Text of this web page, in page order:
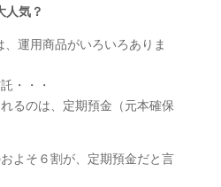
人気？
運用商品がいろいろありま
・・・
るのは、定期預金（元本確保
よそ６割が、定期預金だと言